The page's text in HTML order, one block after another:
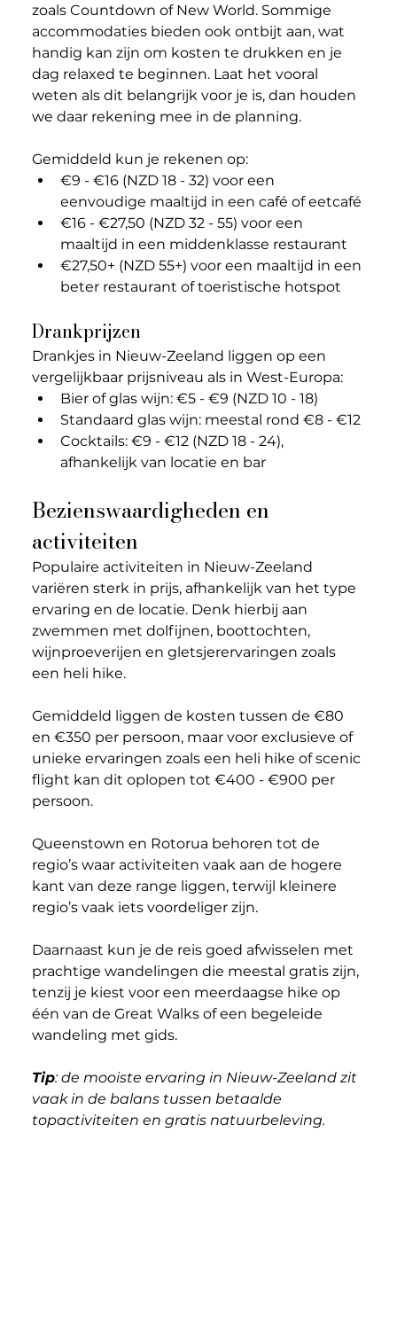
zoals Countdown of New World. Sommige
accommodaties bieden ook ontbijt aan, wat
handig kan zijn om kosten te drukken en je
dag relaxed te beginnen. Laat het vooral
weten als dit belangrijk voor je is, dan houden
we daar rekening mee in de planning.
Gemiddeld kun je rekenen op:
€9 - €16 (NZD 18 - 32) voor een
eenvoudige maaltijd in een café of eetcafé
€16 - €27,50 (NZD 32 - 55) voor een
maaltijd in een middenklasse restaurant
€27,50+ (NZD 55+) voor een maaltijd in een
beter restaurant of toeristische hotspot
Drankprijzen
Drankjes in Nieuw-Zeeland liggen op een
vergelijkbaar prijsniveau als in West-Europa:
Bier of glas wijn: €5 - €9 (NZD 10 - 18)
Standaard glas wijn: meestal rond €8 - €12
Cocktails: €9 - €12 (NZD 18 - 24),
afhankelijk van locatie en bar
Bezienswaardigheden en
activiteiten
Populaire activiteiten in Nieuw-Zeeland
variëren sterk in prijs, afhankelijk van het type
ervaring en de locatie. Denk hierbij aan
zwemmen met dolfijnen, boottochten,
wijnproeverijen en gletsjerervaringen zoals
een heli hike.
Gemiddeld liggen de kosten tussen de €80
en €350 per persoon, maar voor exclusieve of
unieke ervaringen zoals een heli hike of scenic
flight kan dit oplopen tot €400 - €900 per
persoon.
Queenstown en Rotorua behoren tot de
regio’s waar activiteiten vaak aan de hogere
kant van deze range liggen, terwijl kleinere
regio’s vaak iets voordeliger zijn.
Daarnaast kun je de reis goed afwisselen met
prachtige wandelingen die meestal gratis zijn,
tenzij je kiest voor een meerdaagse hike op
één van de Great Walks of een begeleide
wandeling met gids.
Tip: de mooiste ervaring in Nieuw-Zeeland zit
vaak in de balans tussen betaalde
topactiviteiten en gratis natuurbeleving.